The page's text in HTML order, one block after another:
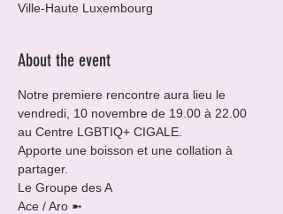
Ville-Haute Luxembourg
About the event
Notre premiere rencontre aura lieu le
vendredi, 10 novembre de 19.00 à 22.00
au Centre LGBTIQ+ CIGALE.
Apporte une boisson et une collation à
partager.
Le Groupe des A
Ace / Aro ➼